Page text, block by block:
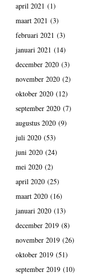
april 2021 (1)
maart 2021 (3)
februari 2021 (3)
januari 2021 (14)
december 2020(3)
november 2020(2)
oktober 2020(12)
september 2020(7)
augustus 2020(9)
juli 2020(53)
juni 2020(24)
mei 2020(2)
april 2020(25)
maart 2020(16)
januari 2020(13)
december 2019(8)
november 2019(26)
oktober 2019(51)
september 2019(10)